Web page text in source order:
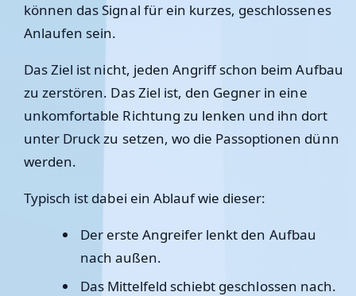
können das Signal für ein kurzes, geschlossenes
Anlaufen sein.
Das Ziel ist nicht, jeden Angriff schon beim Aufbau
zu zerstören. Das Ziel ist, den Gegner in eine
unkomfortable Richtung zu lenken und ihn dort
unter Druck zu setzen, wo die Passoptionen dünn
werden.
Typisch ist dabei ein Ablauf wie dieser:
Der erste Angreifer lenkt den Aufbau
nach außen.
Das Mittelfeld schiebt geschlossen nach.